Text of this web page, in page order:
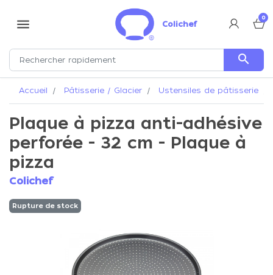
menu Colichef
0
search
Accueil Pâtisserie / Glacier Ustensiles de pâtisserie
Plaque à pizza anti-adhésive
perforée - 32 cm - Plaque à
pizza
Colichef
Rupture de stock